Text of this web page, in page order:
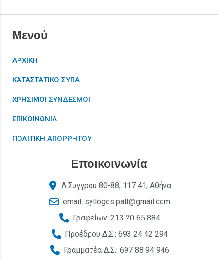
Μενού
ΑΡΧΙΚΗ
ΚΑΤΑΣΤΑΤΙΚΟ ΣΥΠΑ
ΧΡΗΣΙΜΟΙ ΣΥΝΔΕΣΜΟΙ
ΕΠΙΚΟΙΝΩΝΙΑ
ΠΟΛΙΤΙΚΗ ΑΠΟΡΡΗΤΟΥ
Εποικοινωνία
Λ.Συγγρου 80-88, 117 41, Αθήνα
email: syllogos.patt@gmail.com
Γραφείων: 213 20 65 884
Προέδρου Δ.Σ.: 693 24 42 294
Γραμματέα Δ.Σ.: 697 88 94 946